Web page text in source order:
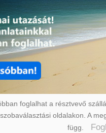
foglalhat a résztvevő
oldalakon. A
függ.